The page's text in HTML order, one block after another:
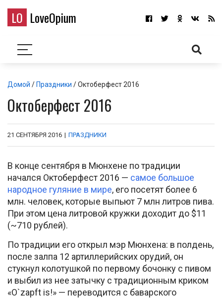
LO LoveOpium
Домой / Праздники / Октоберфест 2016
Октоберфест 2016
21 СЕНТЯБРЯ 2016 | ПРАЗДНИКИ
В конце сентября в Мюнхене по традиции
начался Октоберфест 2016 — самое большое
народное гуляние в мире, его посетят более 6
млн. человек, которые выпьют 7 млн литров пива.
При этом цена литровой кружки доходит до $11
(~710 рублей).
По традиции его открыл мэр Мюнхена: в полдень,
после залпа 12 артиллерийских орудий, он
стукнул колотушкой по первому бочонку с пивом
и выбил из нее затычку с традиционным криком
«O`zapft is!» — переводится с баварского